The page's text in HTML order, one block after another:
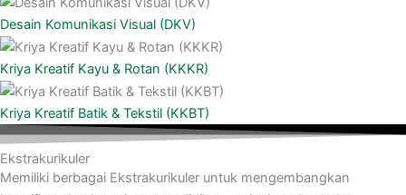
Desain Komunikasi Visual (DKV)
Kriya Kreatif Kayu & Rotan (KKKR)
Kriya Kreatif Batik & Tekstil (KKBT)
Ekstrakurikuler
Memiliki berbagai Ekstrakurikuler untuk mengembangkan